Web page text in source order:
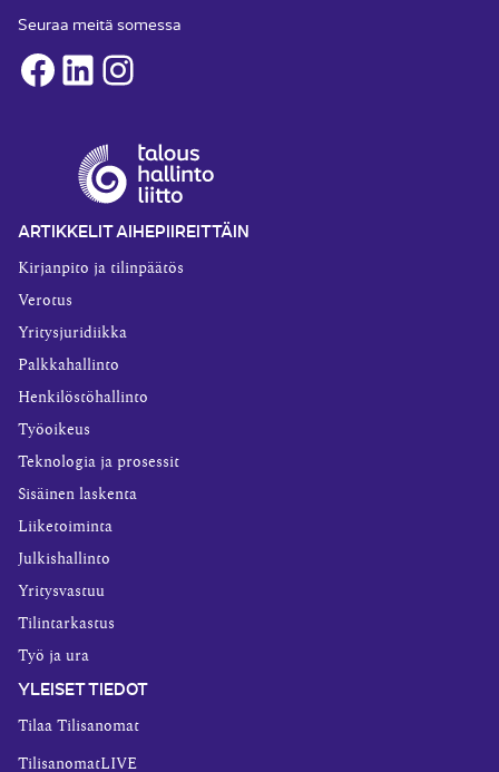
Seuraa meitä somessa
Facebook
LinkedInInstagram
ARTIKKELIT AIHEPIIREITTÄIN
Kirjanpito ja tilinpäätös
Verotus
Yritysjuridiikka
Palkkahallinto
Henkilöstöhallinto
Työoikeus
Teknologia ja prosessit
Sisäinen laskenta
Liiketoiminta
Julkishallinto
Yritysvastuu
Tilintarkastus
Työ ja ura
YLEISET TIEDOT
Tilaa Tilisanomat
TilisanomatLIVE